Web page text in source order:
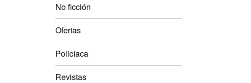
No ficción
Ofertas
Policíaca
Revistas